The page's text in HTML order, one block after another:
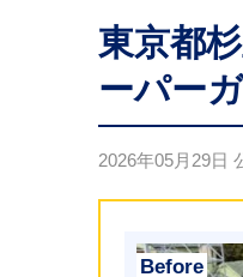
東京都
ーパー
2026年05月29日